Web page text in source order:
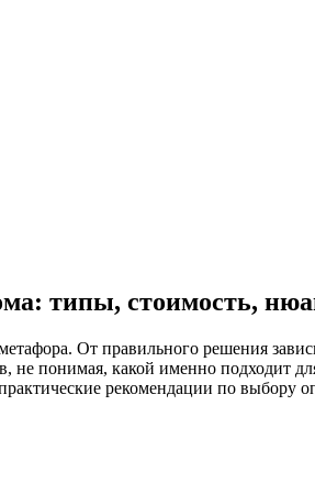
типы, стоимость,
От правильного решения
понимая, какой именно подходит
рекомендации по выбору